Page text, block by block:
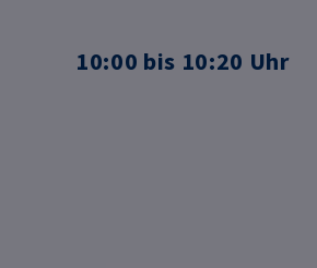
10:00 bis 10:20 Uhr